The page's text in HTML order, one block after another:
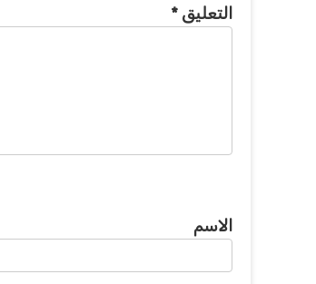
التعليق *
الاسم